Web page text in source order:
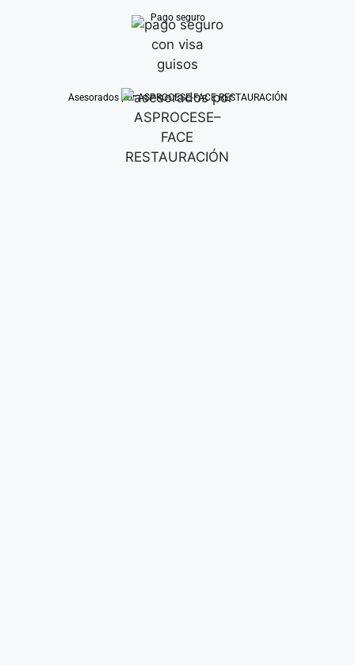
Pago seguro
Asesorados por ASPROCESE-FACE RESTAURACIÓN